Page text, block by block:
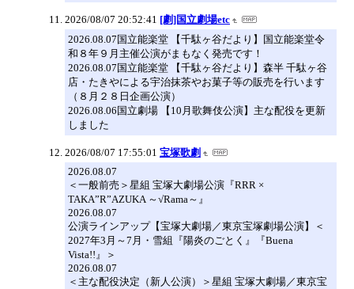
2026/08/07 20:52:41 [劇]国立劇場etc
2026.08.07国立能楽堂 【千駄ヶ谷だより】国立能楽堂令
和８年９月主催公演がまもなく発売です！
2026.08.07国立能楽堂 【千駄ヶ谷だより】森半 千駄ヶ谷
店・たきやによる宇治抹茶やお菓子等の販売を行います
（８月２８日企画公演）
2026.08.06国立劇場 【10月歌舞伎公演】主な配役を更新
しました
2026/08/07 17:55:01 宝塚歌劇
2026.08.07
＜一般前売＞星組 宝塚大劇場公演『RRR ×
TAKA”R”AZUKA ～√Rama～』
2026.08.07
公演ラインアップ【宝塚大劇場／東京宝塚劇場公演】＜
2027年3月～7月・雪組『陽炎のごとく』『Buena
Vista!!』＞
2026.08.07
＜主な配役決定（新人公演）＞星組 宝塚大劇場／東京宝